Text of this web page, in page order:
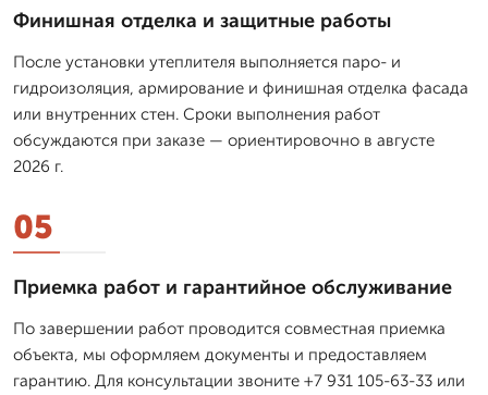
Финишная отделка и защитные работы
После установки утеплителя выполняется паро- и
гидроизоляция, армирование и финишная отделка фасада
или внутренних стен. Сроки выполнения работ
обсуждаются при заказе — ориентировочно в августе
2026 г.
05
Приемка работ и гарантийное обслуживание
По завершении работ проводится совместная приемка
объекта, мы оформляем документы и предоставляем
гарантию. Для консультации звоните +7 931 105-63-33 или